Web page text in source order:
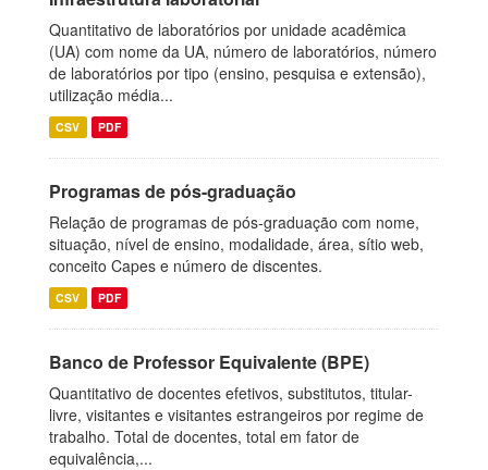
Quantitativo de laboratórios por unidade acadêmica
(UA) com nome da UA, número de laboratórios, número
de laboratórios por tipo (ensino, pesquisa e extensão),
utilização média...
CSV PDF
Programas de pós-graduação
Relação de programas de pós-graduação com nome,
situação, nível de ensino, modalidade, área, sítio web,
conceito Capes e número de discentes.
CSV PDF
Banco de Professor Equivalente (BPE)
Quantitativo de docentes efetivos, substitutos, titular-
livre, visitantes e visitantes estrangeiros por regime de
trabalho. Total de docentes, total em fator de
equivalência,...